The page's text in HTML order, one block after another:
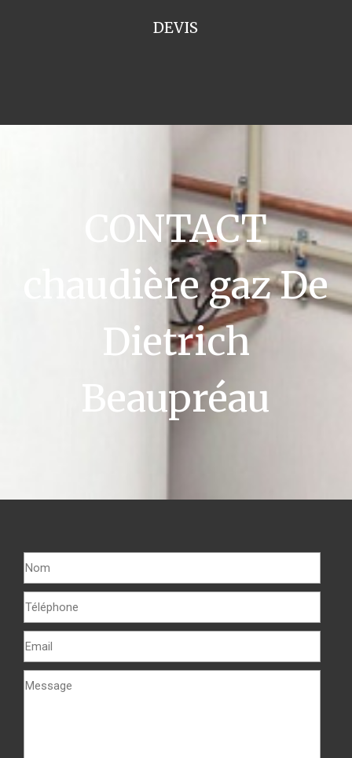
DEVIS
CONTACT
chaudière gaz De
Dietrich
Beaupréau